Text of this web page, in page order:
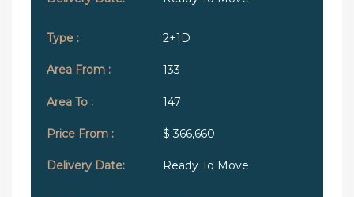
2+1D
133
147
$ 366,660
Ready To Move